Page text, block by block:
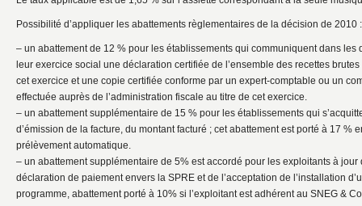
Possibilité d’appliquer les abattements règlementaires de la décision de 2010 :
– un abattement de 12 % pour les établissements qui communiquent dans les
leur exercice social une déclaration certifiée de l’ensemble des recettes
cet exercice et une copie certifiée conforme par un expert-comptable ou un
effectuée auprès de l’administration fiscale au titre de cet exercice.
– un abattement supplémentaire de 15 % pour les établissements qui
d’émission de la facture, du montant facturé ; cet abattement est porté à 17 %
prélèvement automatique.
– un abattement supplémentaire de 5% est accordé pour les exploitants à
déclaration de paiement envers la SPRE et de l’acceptation de l’installation
programme, abattement porté à 10% si l’exploitant est adhérent au SNEG &